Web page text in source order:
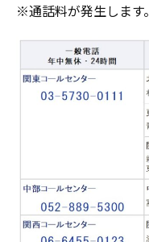
※通話料が発生します。